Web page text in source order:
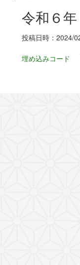
令和６
投稿日時：2024/
埋め込みコード